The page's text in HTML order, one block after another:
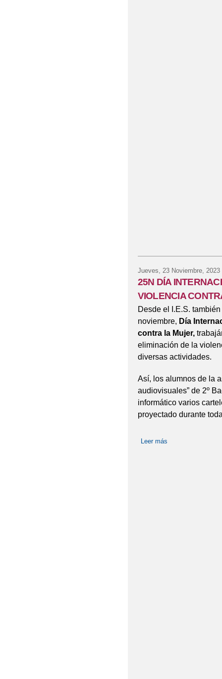
Jueves, 23 Noviembre, 2023
25N DÍA
VIOLENCIA
Desde el I.E.S.
noviembre, Día
contra la Mujer,
eliminación de la
diversas actividades.
Así, los alumnos de la
audiovisuales” de 2º
informático varios
proyectado durante
Leer más